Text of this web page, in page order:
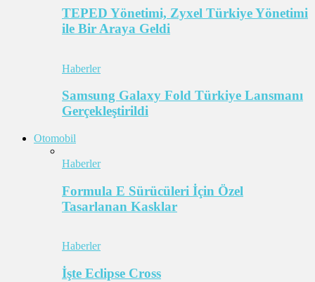
TEPED Yönetimi, Zyxel Türkiye Yönetimi
ile Bir Araya Geldi
Haberler
Samsung Galaxy Fold Türkiye Lansmanı
Gerçekleştirildi
Otomobil
Haberler
Formula E Sürücüleri İçin Özel
Tasarlanan Kasklar
Haberler
İşte Eclipse Cross